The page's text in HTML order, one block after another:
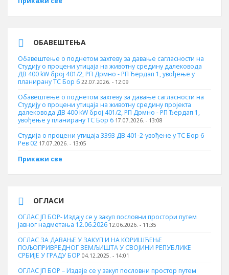
ОБАВЕШТЕЊА
Обавештење о поднетом захтеву за давање сагласности на
Студију о процени утицаја на животну средину далековода
ДВ 400 kW број 401/2, РП Дрмно - РП Ђердап 1, увођење у
планирану ТС Бор 6 22.07.2026. - 12:09
Обавештење о поднетом захтеву за давање сагласности на
Студију о процени утицаја на животну средину пројекта
далековода ДВ 400 kW број 401/2, РП Дрмно - РП Ђердап 1,
увођење у планирану ТС Бор 6 17.07.2026. - 13:08
Студија о процени утицаја 3393 ДВ 401-2-увођене у ТС Бор 6
Рев 02 17.07.2026. - 13:05
Прикажи све
ОГЛАСИ
ОГЛАС ЈП БОР- Издају се у закуп пословни простори путем
јавног надметања 12.06.2026 12.06.2026. - 11:35
ОГЛАС ЗА ДАВАЊЕ У ЗАКУП И НА КОРИШЋЕЊЕ
ПОЉОПРИВРЕДНОГ ЗЕМЉИШТА У СВОЈИНИ РЕПУБЛИКЕ
СРБИЈЕ У ГРАДУ БОР 04.12.2025. - 14:01
ОГЛАС ЈП БОР – Издаје се у закуп пословни простор путем